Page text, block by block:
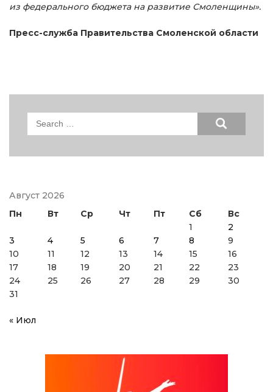
из федерального бюджета на развитие Смоленщины».
Пресс-служба Правительства Смоленской области
Search
Август 2026
Пн
Вт Ср Чт Пт Сб
Вс
1
2
3
4 5 6 7 8
9
10
11 12 13 14 15
16
17
18 19 20 21 22
23
24
25 26 27 28 29
30
31
« Июл